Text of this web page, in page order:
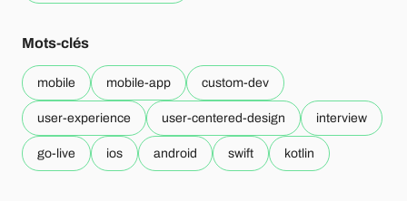
Mots-clés
mobile mobile-app custom-dev
user-experience user-centered-design interview
go-live ios android swift kotlin